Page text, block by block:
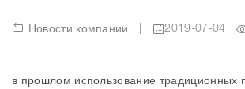
Новости компании 2019-07-04
в прошлом использование традиционных